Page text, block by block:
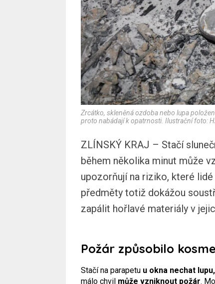
Zrcátko, skleněná ozdoba nebo lupa
proto nabádají k opatrnosti. Ilustrační foto:
ZLÍNSKÝ KRAJ – Stačí
během několika minut může
upozorňují na riziko, které
předměty totiž dokážou
zapálit hořlavé materiály v
Požár způsobilo
Stačí na parapetu u okna nechat
málo chvil může vzniknout požár.